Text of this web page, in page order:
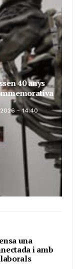
40 anys
- 14:40
una
i amb